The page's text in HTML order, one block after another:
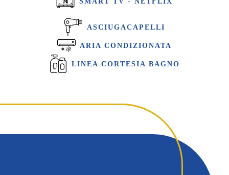
ASCIUGACAPELLI
ARIA CONDIZIONATA
LINEA CORTESIA BAGNO